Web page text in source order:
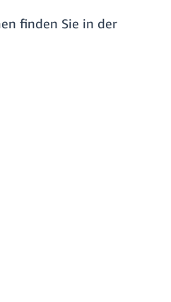
finden Sie in der